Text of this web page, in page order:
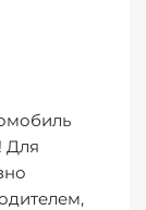
Для